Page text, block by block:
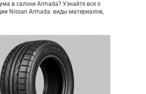
в салоне Armada? Узнайте все о
Nissan Armada: виды материалов,